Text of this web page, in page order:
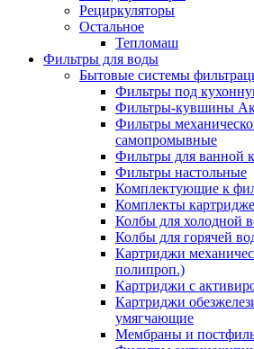
Рециркуляторы
Остальное
Тепломаш
Фильтры для воды
Бытовые системы
Фильтры под
Фильтры-кувшины
Фильтры
самопромывные
Фильтры для ванной
Фильтры настольные
Комплектующие к
Комплекты
Колбы для холодной
Колбы для горячей
Картриджи
полипроп.)
Картриджи с
Картриджи
умягчающие
Мембраны и